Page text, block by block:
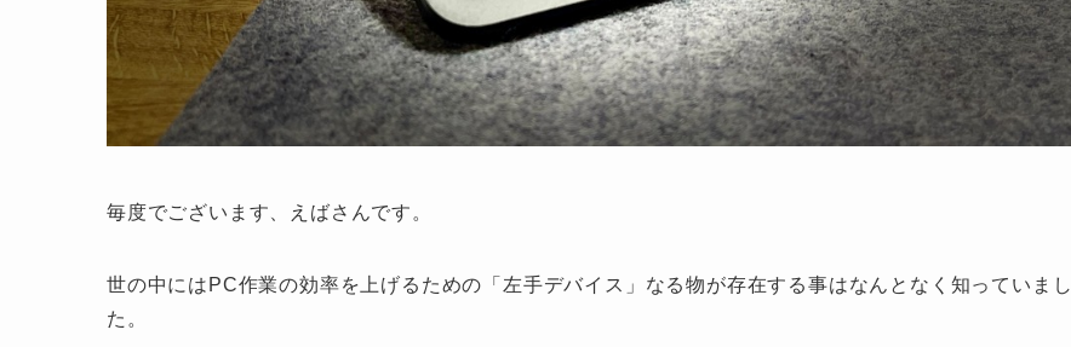
毎度でございます、えばさんです。
世の中にはPC作業の効率を上げるための「左手デバイス」なる物が存在する事はなんとなく知っていまし
た。